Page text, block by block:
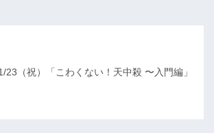
23（祝）「こわくない！天中殺 〜入門編」